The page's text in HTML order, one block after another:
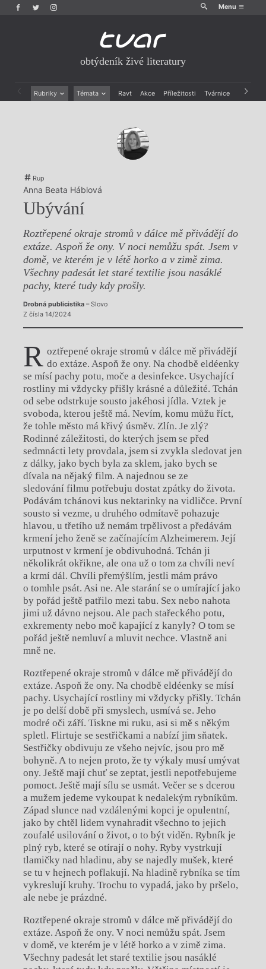
Menu
obtýdeník živé literatury
Rubriky Témata Ravt Akce Příležitosti Tvárnice Archiv
Výroční ceny
Rup
Anna Beata Háblová
Ubývání
Roztřepené okraje stromů v dálce mě přivádějí do
extáze. Aspoň že ony. V noci nemůžu spát. Jsem v
domě, ve kterém je v létě horko a v zimě zima.
Všechny padesát let staré textilie jsou nasáklé
pachy, které tudy kdy prošly.
Drobná publicistika– Slovo
Z čísla 14/2024
R oztřepené okraje stromů v dálce mě přivádějí
do extáze. Aspoň že ony. Na chodbě eldéenky
se mísí pachy potu, moče a desinfekce. Usychající
rostliny mi vždycky přišly krásné a důležité. Tchán
od sebe odstrkuje sousto jakéhosi jídla. Vztek je
svoboda, kterou ještě má. Nevím, komu můžu říct,
že tohle město má křivý úsměv. Zlín. Je zlý?
Rodinné záležitosti, do kterých jsem se před
sedmnácti lety provdala, jsem si zvykla sledovat jen
z dálky, jako bych byla za sklem, jako bych se
dívala na nějaký film. A najednou se ze
sledování filmu potřebuju dostat zpátky do života.
Podávám tchánovi kus nektarinky na vidličce. První
sousto si vezme, u druhého odmítavě pohazuje
hlavou, u třetího už nemám trpělivost a předávám
krmení jeho ženě se začínajícím Alzheimerem. Její
urputnost v krmení je obdivuhodná. Tchán ji
několikrát okřikne, ale ona už o tom za chvíli neví
a krmí dál. Chvíli přemýšlím, jestli mám právo
o tomhle psát. Asi ne. Ale starání se o umírající jako
by pořád ještě patřilo mezi tabu. Sex nebo nahota
jimi už dávno nejsou. Ale pach stařeckého potu,
exkrementy nebo moč kapající z kanyly? O tom se
pořád ještě nemluví a mluvit nechce. Vlastně ani
mně ne.
Roztřepené okraje stromů v dálce mě přivádějí do
extáze. Aspoň že ony. Na chodbě eldéenky se mísí
pachy. Usychající rostliny mi vždycky přišly. Tchán
je po delší době při smyslech, usmívá se. Jeho
modré oči září. Tiskne mi ruku, asi si mě s někým
spletl. Flirtuje se sestřičkami a nabízí jim sňatek.
Sestřičky obdivuju ze všeho nejvíc, jsou pro mě
bohyně. A to nejen proto, že ty výkaly musí umývat
ony. Ještě mají chuť se zeptat, jestli nepotřebujeme
pomoct. Ještě mají sílu se usmát. Večer se s dcerou
a mužem jedeme vykoupat k nedalekým rybníkům.
Západ slunce nad vzdálenými kopci je opulentní,
jako by chtěl lidem vynahradit všechno to jejich
zoufalé usilování o život, o to být viděn. Rybník je
plný ryb, které se otírají o nohy. Ryby vystrkují
tlamičky nad hladinu, aby se najedly mušek, které
se tu v hejnech poflakují. Na hladině rybníka se tím
vykreslují kruhy. Trochu to vypadá, jako by pršelo,
ale nebe je prázdné.
Roztřepené okraje stromů v dálce mě přivádějí do
extáze. Aspoň že ony. V noci nemůžu spát. Jsem
v domě, ve kterém je v létě horko a v zimě zima.
Všechny padesát let staré textilie jsou nasáklé